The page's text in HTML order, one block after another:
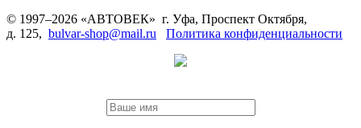
© 1997–2026 «АВТОВЕК» г. Уфа, Проспект Октября,
д. 125, bulvar-shop@mail.ru Политика конфиденциальности